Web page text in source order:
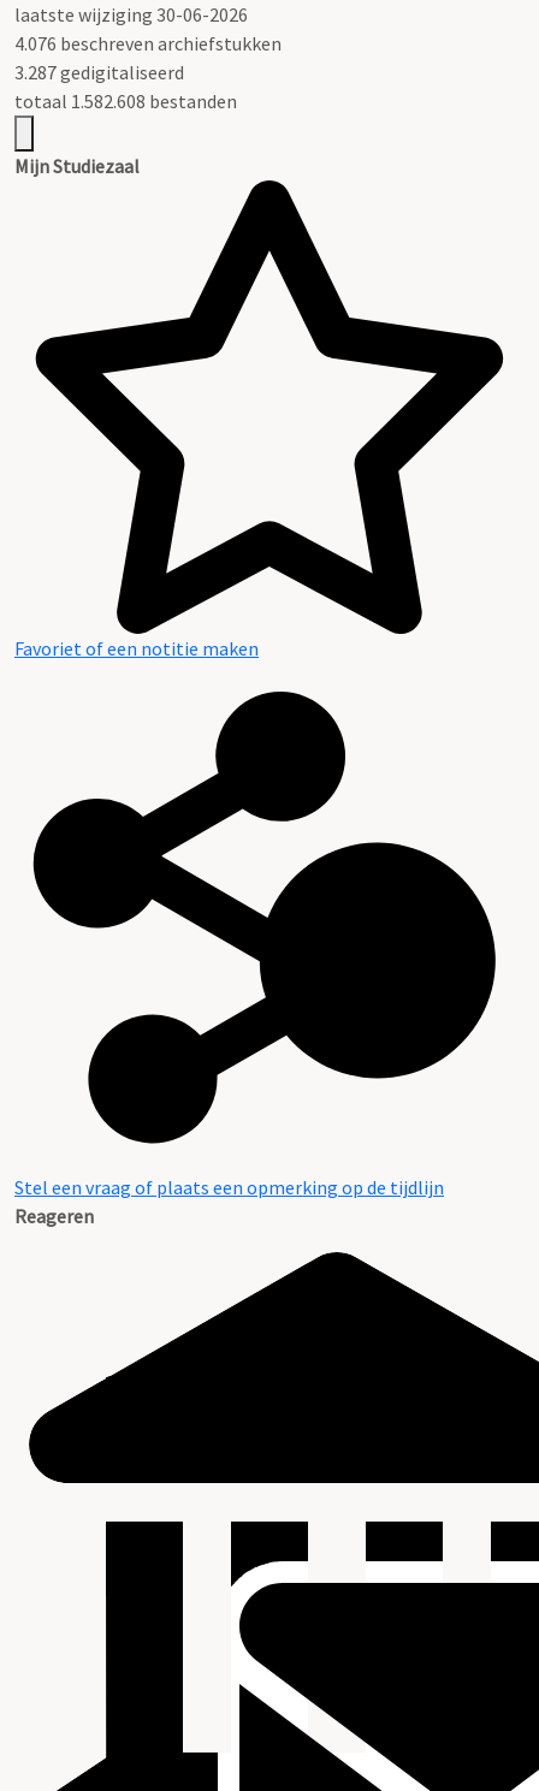
laatste wijziging 30-06-2026
4.076 beschreven archiefstukken
3.287 gedigitaliseerd
totaal 1.582.608 bestanden
Mijn Studiezaal
Favoriet of een notitie maken
Stel een vraag of plaats een opmerking op de tijdlijn
Reageren